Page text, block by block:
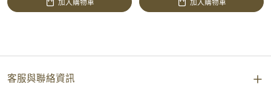
加入購物車 加入購物車
客服與聯絡資訊